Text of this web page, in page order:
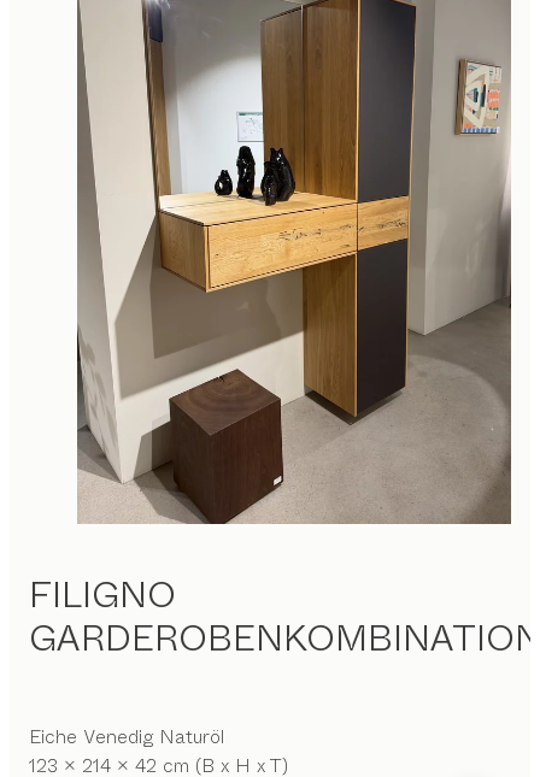
FILIGNO
Eiche Venedig Naturöl
123 x 214 x 42 cm (B x H x T)